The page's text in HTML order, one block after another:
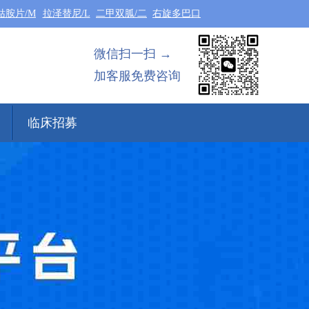
胺片/M 拉泽替尼/L 二甲双胍/二 右旋多巴口
微信扫一扫 →
加客服免费咨询
临床招募